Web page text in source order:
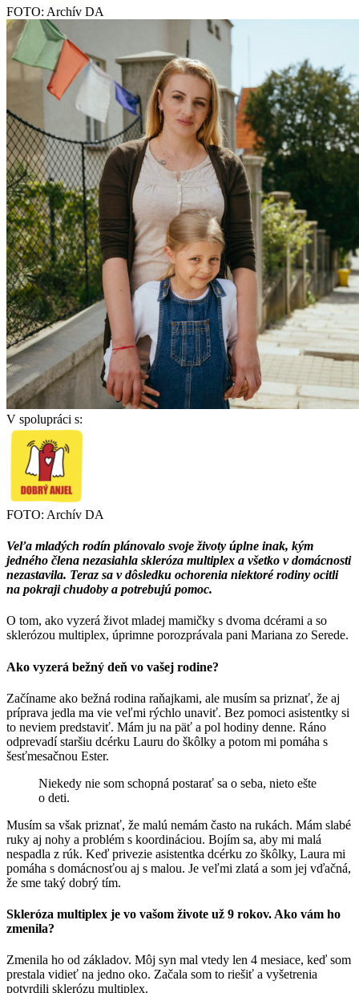
FOTO: Archív DA
V spolupráci s:
FOTO: Archív DA
Veľa mladých rodín plánovalo svoje životy úplne inak, kým
jedného člena nezasiahla skleróza multiplex a všetko v domácnosti
nezastavila. Teraz sa v dôsledku ochorenia niektoré rodiny ocitli
na pokraji chudoby a potrebujú pomoc.
O tom, ako vyzerá život mladej mamičky s dvoma dcérami a so
sklerózou multiplex, úprimne porozprávala pani Mariana zo Serede.
Ako vyzerá bežný deň vo vašej rodine?
Začíname ako bežná rodina raňajkami, ale musím sa priznať, že aj
príprava jedla ma vie veľmi rýchlo unaviť. Bez pomoci asistentky si
to neviem predstaviť. Mám ju na päť a pol hodiny denne. Ráno
odprevadí staršiu dcérku Lauru do škôlky a potom mi pomáha s
šesťmesačnou Ester.
Niekedy nie som schopná postarať sa o seba, nieto ešte
o deti.
Musím sa však priznať, že malú nemám často na rukách. Mám slabé
ruky aj nohy a problém s koordináciou. Bojím sa, aby mi malá
nespadla z rúk. Keď privezie asistentka dcérku zo škôlky, Laura mi
pomáha s domácnosťou aj s malou. Je veľmi zlatá a som jej vďačná,
že sme taký dobrý tím.
Skleróza multiplex je vo vašom živote už 9 rokov. Ako vám ho
zmenila?
Zmenila ho od základov. Môj syn mal vtedy len 4 mesiace, keď som
prestala vidieť na jedno oko. Začala som to riešiť a vyšetrenia
potvrdili sklerózu multiplex.